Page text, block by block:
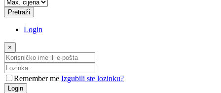
Pretraži
Login
×
Remember me Izgubili ste lozinku?
Login